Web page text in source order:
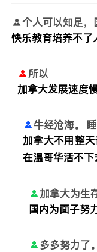
个人可以知足
快乐教育培养不了
所以
加拿大发展速度
牛经沧海。
加拿大不用整
在温哥华活不下
加拿大为生
国内为面子努
多多努力了。